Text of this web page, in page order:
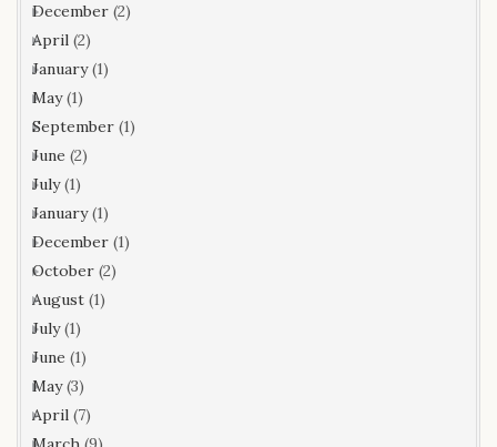
December (2)
April (2)
January(1)
May(1)
September (1)
June (2)
July(1)
January(1)
December (1)
October (2)
August (1)
July(1)
June (1)
May(3)
April (7)